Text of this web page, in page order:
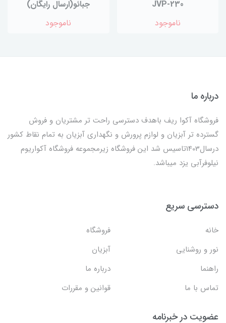
JVP-230
ناموجود
جبائو(ارسال رایگان)
ناموجود
درباره ما
فروشگاه آکوا ریف باهدف دسترسی راحت تر مشتریان و فروش
گسترده تر آبزیان و لوازم پرورش و نگهداری آبزیان به تمام نقاط کشور
درسال1403تاسیس شد این فروشگاه زیرمجموعه فروشگاه آکواریوم
نیلوفرآبی یزد میباشد.
دسترسی سریع
خانه
فروشگاه
نور و روشنایی
آبزیان
راهنما
درباره ما
تماس با ما
قوانین و مقررات
عضویت در خبرنامه